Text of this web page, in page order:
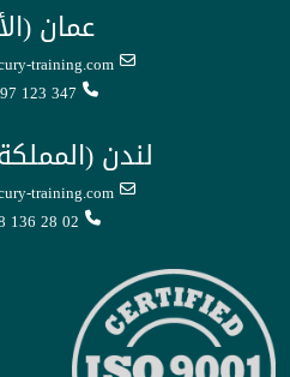
عمان
training.com
123 347
لندن
training.com
136 28 02